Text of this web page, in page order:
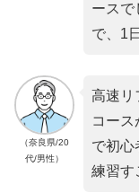
ースで
で、1
（奈良県/20
代/男性）
高速リ
コー
で初心
練習す